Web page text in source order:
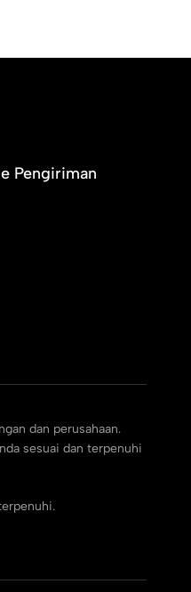
Pengiriman
dan perusahaan.
sesuai dan terpenuhi